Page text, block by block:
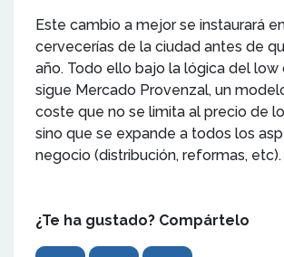
Este cambio a mejor se instaurará
cervecerías de la ciudad antes de
año. Todo ello bajo la lógica del low
sigue Mercado Provenzal, un
coste que no se limita al precio de
sino que se expande a todos los
negocio (distribución, reformas, etc).
¿Te ha gustado? Compártelo